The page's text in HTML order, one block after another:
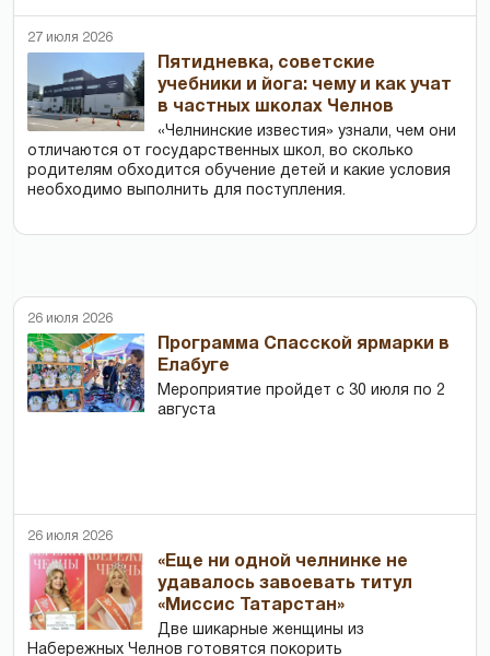
27 июля 2026
Пятидневка, советские
учебники и йога: чему и как учат
в частных школах Челнов
«Челнинские известия» узнали, чем они
отличаются от государственных школ, во сколько
родителям обходится обучение детей и какие условия
необходимо выполнить для поступления.
26 июля 2026
Программа Спасской ярмарки в
Елабуге
Мероприятие пройдет с 30 июля по 2
августа
26 июля 2026
«Еще ни одной челнинке не
удавалось завоевать титул
«Миссис Татарстан»
Две шикарные женщины из
Набережных Челнов готовятся покорить